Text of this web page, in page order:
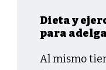
Dieta y
para
Al mismo